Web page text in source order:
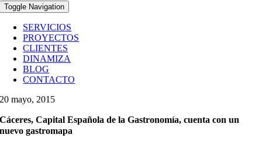
Toggle Navigation
SERVICIOS
PROYECTOS
CLIENTES
DINAMIZA
BLOG
CONTACTO
20 mayo, 2015
Cáceres, Capital Española de la Gastronomía, cuenta con un
nuevo gastromapa